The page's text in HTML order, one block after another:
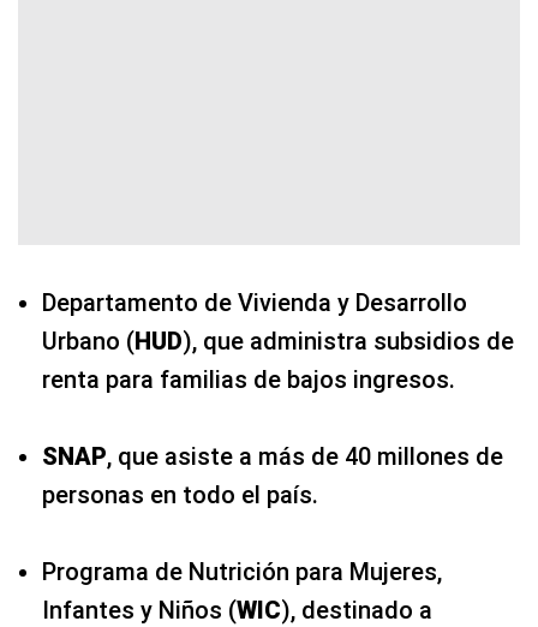
Departamento de Vivienda y Desarrollo
Urbano (HUD), que administra subsidios de
renta para familias de bajos ingresos.
SNAP, que asiste a más de 40 millones de
personas en todo el país.
Programa de Nutrición para Mujeres,
Infantes y Niños (WIC), destinado a